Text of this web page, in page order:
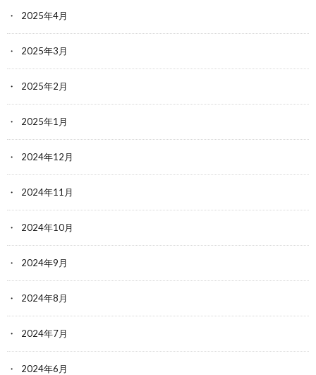
2025年4月
2025年3月
2025年2月
2025年1月
2024年12月
2024年11月
2024年10月
2024年9月
2024年8月
2024年7月
2024年6月